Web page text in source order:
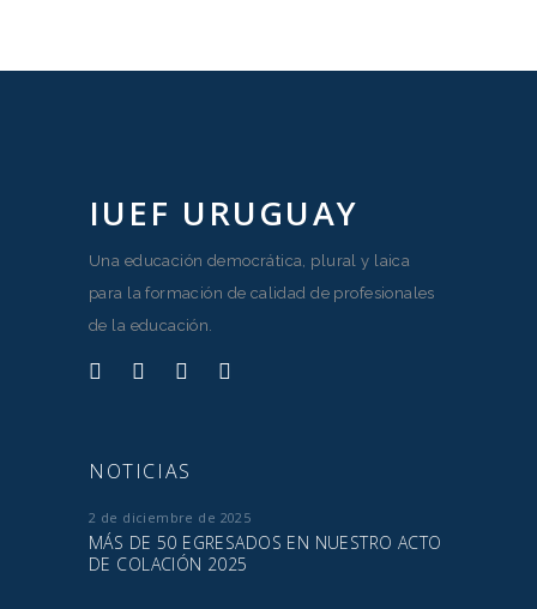
IUEF URUGUAY
Una educación democrática, plural y laica
para la formación de calidad de profesionales
de la educación.
NOTICIAS
2 de diciembre de 2025
MÁS DE 50 EGRESADOS EN NUESTRO ACTO
DE COLACIÓN 2025